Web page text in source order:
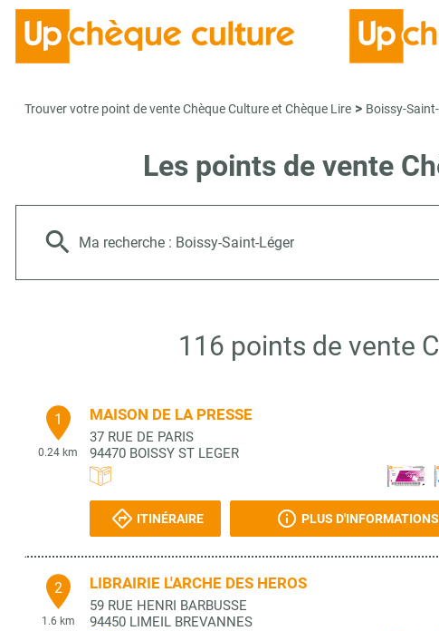
Trouver votre point de vente Chèque Culture et Chèque Lire > Boissy-
Les points de vente
Ma recherche : Boissy-Saint-Léger
116 points de vente
1
0.24 km
MAISON DE LA PRESSE
37 RUE DE PARIS
94470 BOISSY ST LEGER
ITINÉRAIRE PLUS D'INFORMATIONS
2
1.6 km
LIBRAIRIE L'ARCHE DES HEROS
59 RUE HENRI BARBUSSE
94450 LIMEIL BREVANNES